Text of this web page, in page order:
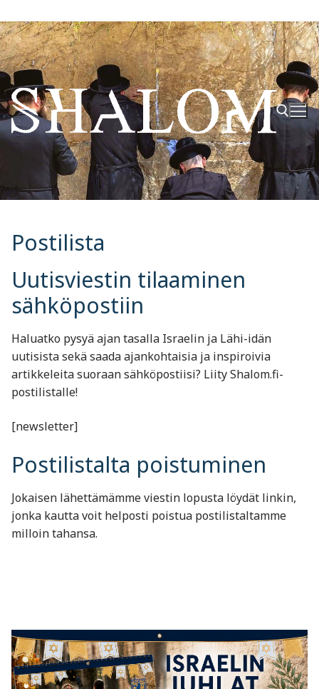
Hyppää
sisältöön
Hae:
Postilista
Uutisviestin tilaaminen
sähköpostiin
Haluatko pysyä ajan tasalla Israelin ja Lähi-idän
uutisista sekä saada ajankohtaisia ja inspiroivia
artikkeleita suoraan sähköpostiisi? Liity Shalom.fi-
postilistalle!
[newsletter]
Postilistalta poistuminen
Jokaisen lähettämämme viestin lopusta löydät linkin,
jonka kautta voit helposti poistua postilistaltamme
milloin tahansa.